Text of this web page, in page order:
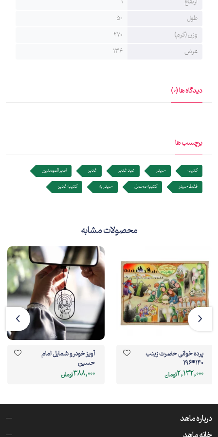
طول
50
وزن (گرم)
270
عرض
136
دیدگاه ها (0)
برچسب ها
کتیبه حیدر عید غدیر غدیر
امیر المومنین
فقط حیدر
کتیبه مخمل حیدریه کتیبه غدیر
محصولات مشابه
پرده خوانی حضرت زینب
140*196
2,132,000تومان
آویز خودرو شمایل امام
حسین
388,000تومان
درباره ماهد